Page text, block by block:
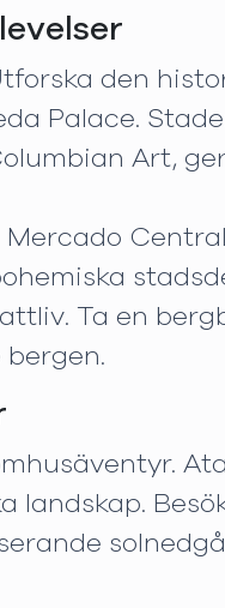
den
Palace.
Art,
Ta en